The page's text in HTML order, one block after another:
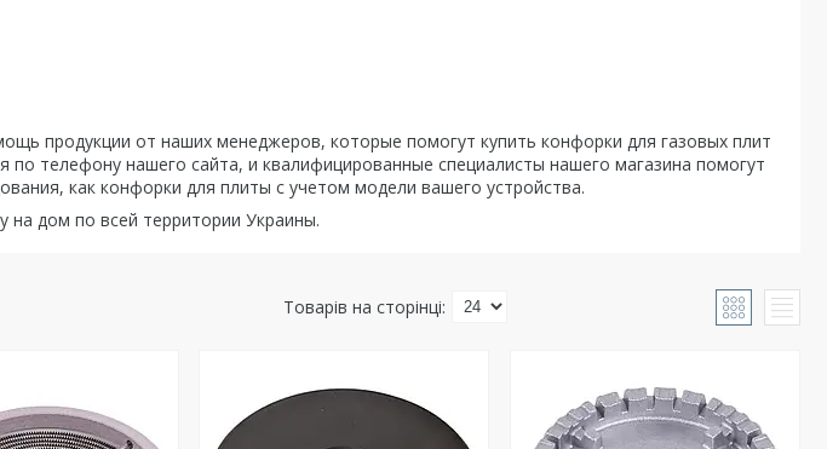
продукции от наших менеджеров, которые помогут купить конфорки для газовых плит
телефону нашего сайта, и квалифицированные специалисты нашего магазина помогут
как конфорки для плиты с учетом модели вашего устройства.
дом по всей территории Украины.